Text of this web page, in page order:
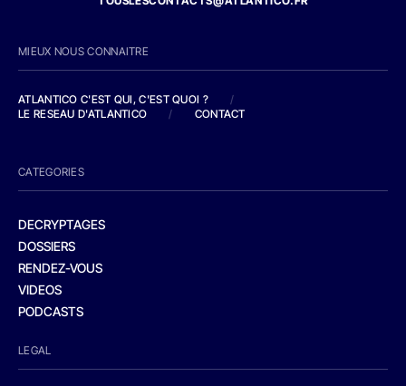
MIEUX NOUS CONNAITRE
ATLANTICO C'EST QUI, C'EST QUOI ?
/
LE RESEAU D'ATLANTICO
/ CONTACT
CATEGORIES
DECRYPTAGES
DOSSIERS
RENDEZ-VOUS
VIDEOS
PODCASTS
LEGAL